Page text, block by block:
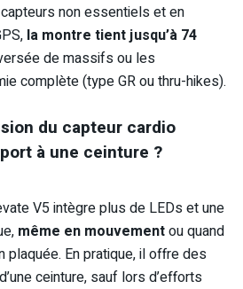
non essentiels et en
la montre tient jusqu’à 74
de massifs ou les
complète (type GR ou thru-hikes).
du capteur cardio
à une ceinture ?
V5 intègre plus de LEDs et une
même en mouvementou quand
plaquée. En pratique, il offre des
ceinture, sauf lors d’efforts